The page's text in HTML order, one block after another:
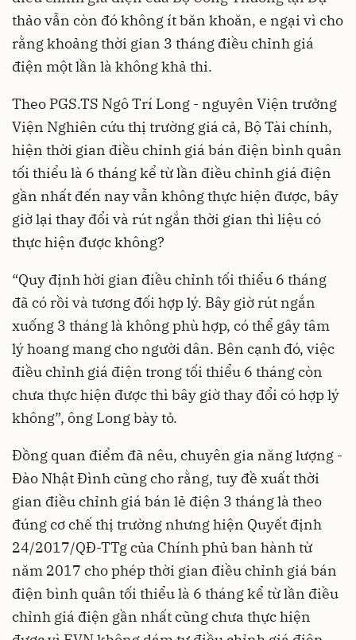
thảo vẫn còn đó không ít băn khoăn, e ngại vì cho
rằng khoảng thời gian 3 tháng điều chỉnh giá
điện một lần là không khả thi.
Theo PGS.TS Ngô Trí Long - nguyên Viện trưởng
Viện Nghiên cứu thị trường giá cả, Bộ Tài chính,
hiện thời gian điều chỉnh giá bán điện bình quân
tối thiểu là 6 tháng kể từ lần điều chỉnh giá điện
gần nhất đến nay vẫn không thực hiện được, bây
giờ lại thay đổi và rút ngắn thời gian thì liệu có
thực hiện được không?
“Quy định hời gian điều chỉnh tối thiểu 6 tháng
đã có rồi và tương đối hợp lý. Bây giờ rút ngắn
xuống 3 tháng là không phù hợp, có thể gây tâm
lý hoang mang cho người dân. Bên cạnh đó, việc
điều chỉnh giá điện trong tối thiểu 6 tháng còn
chưa thực hiện được thì bây giờ thay đổi có hợp lý
không”, ông Long bày tỏ.
Đồng quan điểm đã nêu, chuyên gia năng lượng -
Đào Nhật Đình cũng cho rằng, tuy đề xuất thời
gian điều chỉnh giá bán lẻ điện 3 tháng là theo
đúng cơ chế thị trường nhưng hiện Quyết định
24/2017/QĐ-TTg của Chính phủ ban hành từ
năm 2017 cho phép thời gian điều chỉnh giá bán
điện bình quân tối thiểu là 6 tháng kể từ lần điều
chỉnh giá điện gần nhất cũng chưa thực hiện